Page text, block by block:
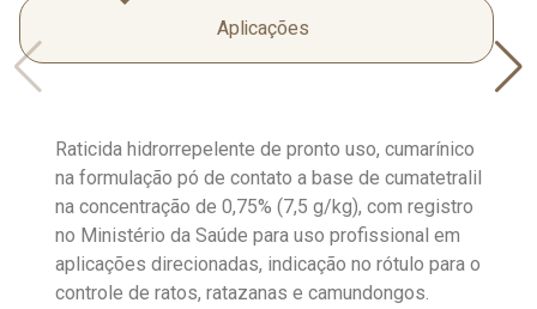
Aplicações
Raticida hidrorrepelente de pronto uso, cumarínico
na formulação pó de contato a base de cumatetralil
na concentração de 0,75% (7,5 g/kg), com registro
no Ministério da Saúde para uso profissional em
aplicações direcionadas, indicação no rótulo para o
controle de ratos, ratazanas e camundongos.